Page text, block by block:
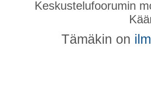
Keskustelufoorumin
Tämäkin on